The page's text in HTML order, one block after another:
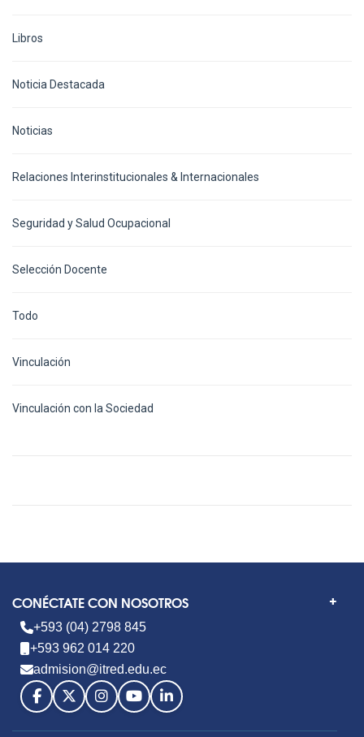
Libros
Noticia Destacada
Noticias
Relaciones Interinstitucionales & Internacionales
Seguridad y Salud Ocupacional
Selección Docente
Todo
Vinculación
Vinculación con la Sociedad
CONÉCTATE CON NOSOTROS
+593 (04) 2798 845
+593 962 014 220
admision@itred.edu.ec